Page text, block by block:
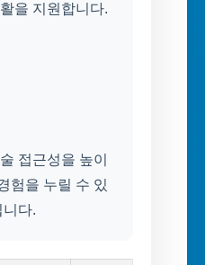
을 지원합니다.
접근성을 높이
험을 누릴 수 있
니다.